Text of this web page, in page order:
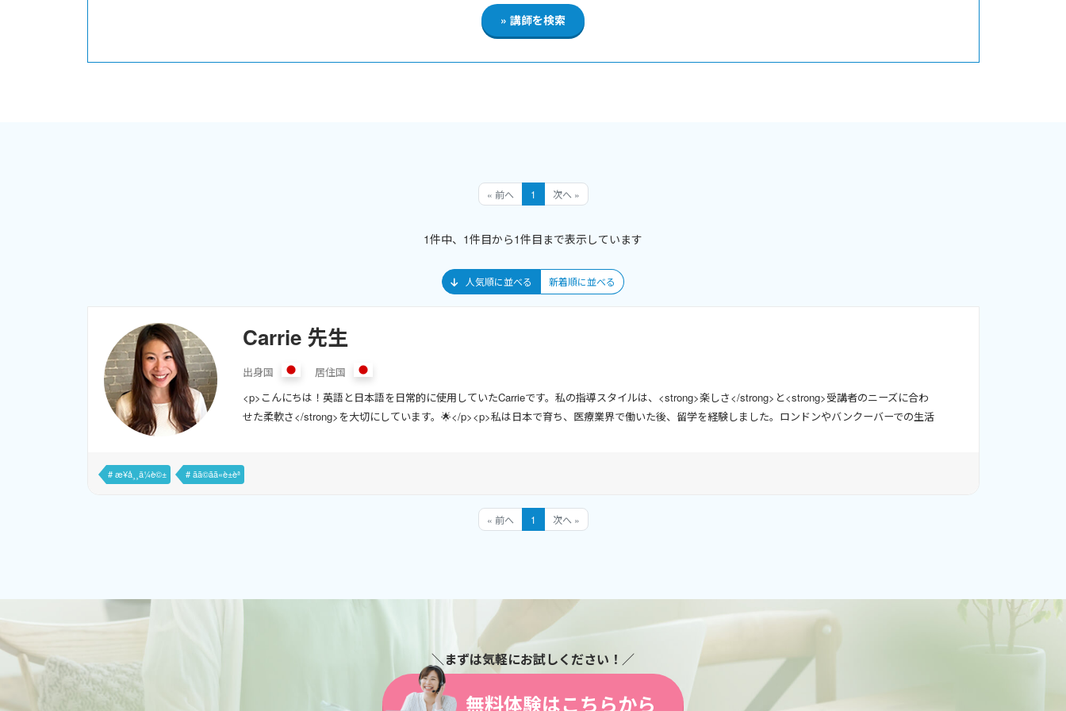
« 前へ 1 次へ »
1件中、1件目から1件目まで表示しています
人気順に並べる 新着順に並べる
Carrie 先生
出身国
居住国
<p>こんにちは！英語と日本語を日常的に使用していたCarrieです。私の指導スタイルは、<strong>楽しさ</strong>と<strong>受講者のニーズに合わ
せた柔軟さ</strong>を大切にしています。🌟</p><p>私は日本で育ち、医療業界で働いた後、留学を経験しました。ロンドンやバンクーバーでの生活
# æ¥å¸¸ä¼è©± # ãã©ãã«è±èª
« 前へ 1 次へ »
＼まずは気軽にお試しください！／
無料体験はこちらから